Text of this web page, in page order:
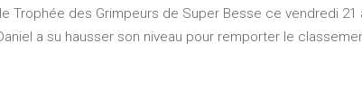
Trophée des Grimpeurs de Super Besse ce vendredi 21
a su hausser son niveau pour remporter le